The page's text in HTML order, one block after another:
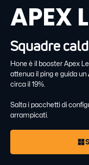
APEX
Squadre
Hone è il booster Apex
attenua il ping e guida un
circa il 19%.
Salta i pacchetti di
arrampicati.